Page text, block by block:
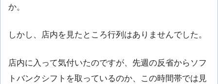
か。
しかし、店内を見たところ行列はありませんでした。
店内に入って気付いたのですが、先週の反省からソフ
トバンクシフトを取っているのか、この時間帯では見